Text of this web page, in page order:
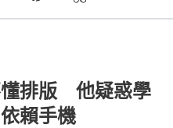
懂排版 他疑惑學
賴手機